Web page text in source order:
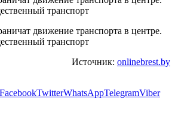
Источник: onlinebrest.by
FacebookTwitterWhatsAppTelegramViber